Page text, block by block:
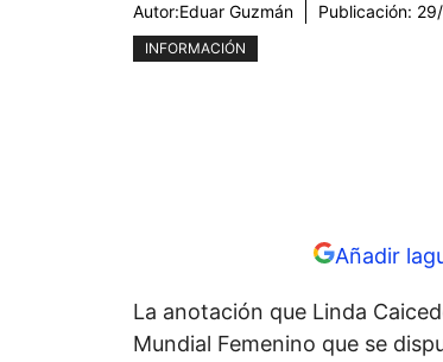
Autor:Eduar Guzmán Publicación:
INFORMACIÓN
Añadir
La anotación que Linda
Mundial Femenino que se